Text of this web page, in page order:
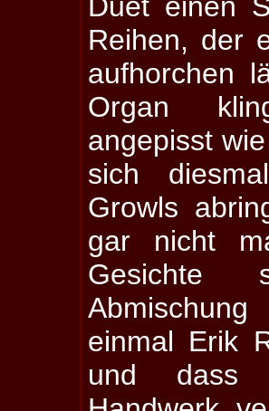
Reihen, der
aufhorchen
Organ
angepisst
sich
Growls
gar nicht
einmal Erik
und dass